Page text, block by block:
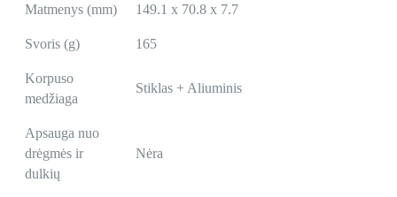
Matmenys (mm) 149.1 x 70.8 x 7.7
Svoris (g) 165
Korpuso
medžiaga
Stiklas + Aliuminis
Apsauga nuo
drėgmės ir
dulkių
Nėra